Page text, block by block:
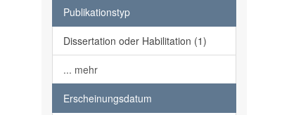
Publikationstyp
Dissertation oder Habilitation (1)
... mehr
Erscheinungsdatum